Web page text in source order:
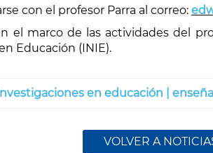
con el profesor Parra al correo:
el marco de las actividades del
Educación (INIE).
en educación |
VOLVER A